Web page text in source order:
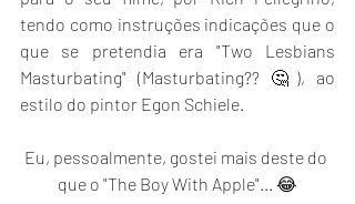
tendo como instruções indicações que o
que se pretendia era "Two Lesbians
Masturbating" (Masturbating?? 🤔), ao
estilo do pintor Egon Schiele.
Eu, pessoalmente, gostei mais deste do
que o "The Boy With Apple"... 😂